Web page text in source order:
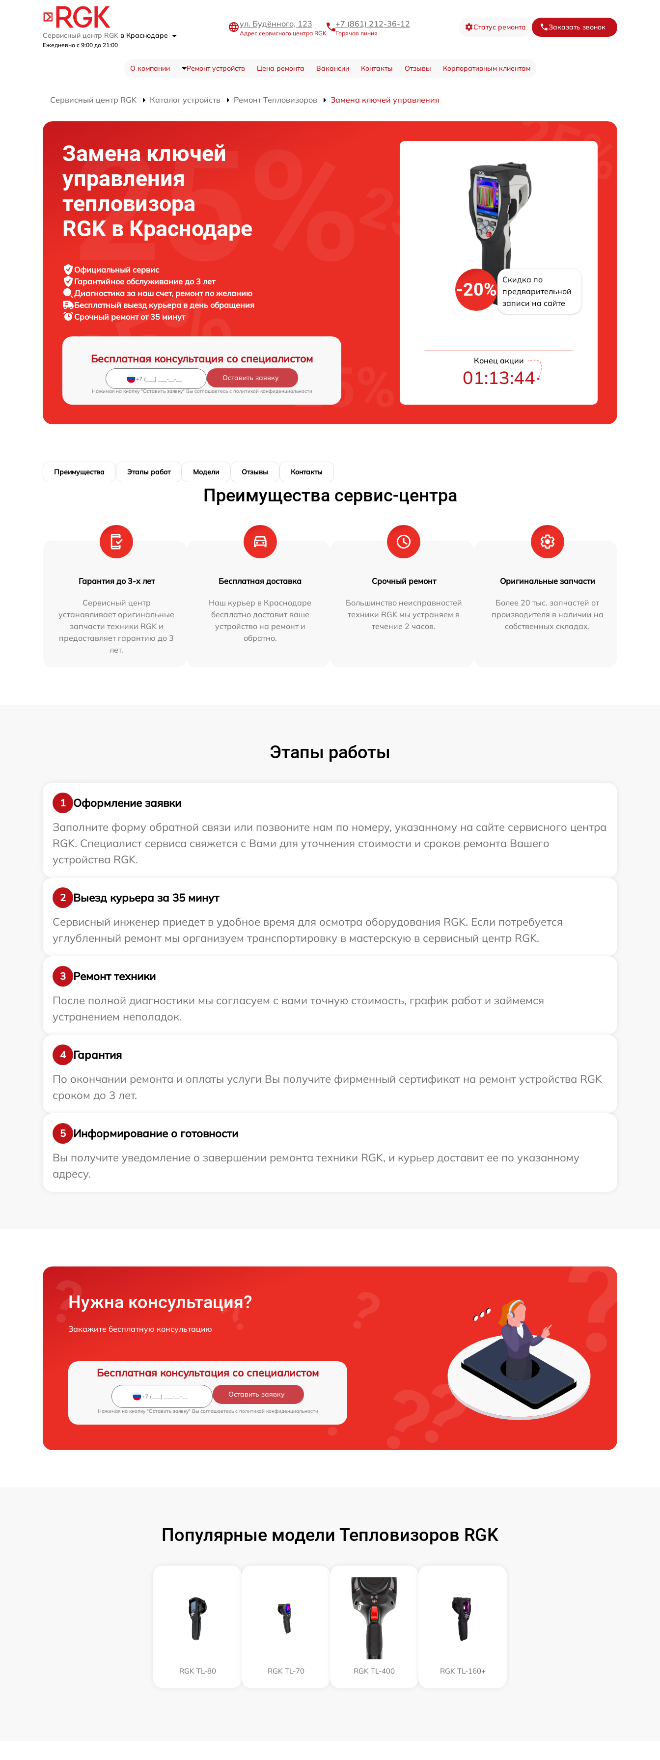
Сервисный центр RGK в Краснодаре
Ежедневно с 9:00 до 21:00
ул. Будённого, 123
Адрес сервисного центра RGK
+7 (861) 212-36-12
Горячая линия
Статус ремонта Заказать звонок
О компании Ремонт устройств Цена ремонта Вакансии Контакты Отзывы Корпоративным клиентам
Сервисный центр RGK Каталог устройств Ремонт Тепловизоров Замена ключей управления
Замена ключей
управления
тепловизора
RGK в Краснодаре
Официальный сервис
Гарантийное обслуживание до 3 лет
Диагностика за наш счет, ремонт по желанию
Бесплатный выезд курьера в день обращения
Срочный ремонтот 35 минут
Бесплатная консультация со специалистом
Оставить заявку
Нажимая на кнопку "Оставить заявку" Вы соглашаетесь c политикой конфиденциальности
-20%
Скидка по
предварительной
записи на сайте
Конец акции
01:13:43
Преимущества Этапы работ Модели Отзывы Контакты
Преимущества сервис-центра
Гарантия до 3-х лет
Сервисный центр
устанавливает оригинальные
запчасти техники RGK и
предоставляет гарантию до 3
лет.
Бесплатная доставка
Наш курьер в Краснодаре
бесплатно доставит ваше
устройство на ремонт и
обратно.
Срочный ремонт
Большинство неисправностей
техники RGK мы устраняем в
течение 2 часов.
Оригинальные запчасти
Более 20 тыс. запчастей от
производителя в наличии на
собственных складах.
Этапы работы
1
Оформление заявки
Заполните форму обратной связи или позвоните нам по номеру, указанному на сайте сервисного центра
RGK. Специалист сервиса свяжется с Вами для уточнения стоимости и сроков ремонта Вашего
устройства RGK.
2
Выезд курьера за 35 минут
Сервисный инженер приедет в удобное время для осмотра оборудования RGK. Если потребуется
углубленный ремонт мы организуем транспортировку в мастерскую в сервисный центр RGK.
3
Ремонт техники
После полной диагностики мы согласуем с вами точную стоимость, график работ и займемся
устранением неполадок.
4
Гарантия
По окончании ремонта и оплаты услуги Вы получите фирменный сертификат на ремонт устройства RGK
сроком до 3 лет.
5
Информирование о готовности
Вы получите уведомление о завершении ремонта техники RGK, и курьер доставит ее по указанному
адресу.
Нужна консультация?
Закажите бесплатную консультацию
Бесплатная консультация со специалистом
Оставить заявку
Нажимая на кнопку "Оставить заявку" Вы соглашаетесь c политикой конфиденциальности
Популярные модели Тепловизоров RGK
RGK TL-80 RGK TL-70 RGK TL-400 RGK TL-160+